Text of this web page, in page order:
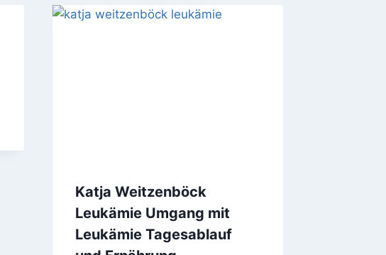
Katja Weitzenböck
Leukämie Umgang mit
Leukämie Tagesablauf